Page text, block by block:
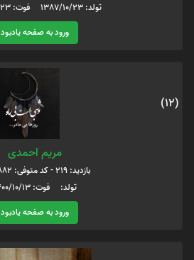
تولد: 1387/10/23 فوت: 1387/10/23
ورود به صفحه یادبود
(12)
مریم احمدی
بازدید: 219 - کد متوفی: 6172882
تولد: فوت: 1400/10/13
ورود به صفحه یادبود